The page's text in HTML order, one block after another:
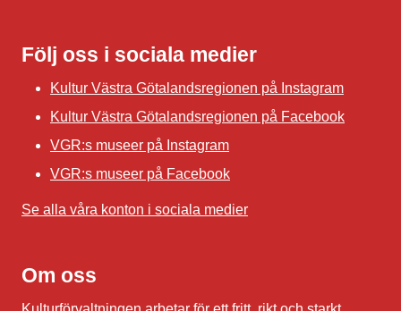
Följ oss i sociala medier
Kultur Västra Götalandsregionen på Instagram
Kultur Västra Götalandsregionen på Facebook
VGR:s museer på Instagram
VGR:s museer på Facebook
Se alla våra konton i sociala medier
Om oss